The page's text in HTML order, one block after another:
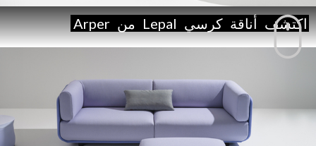
اكتشف أناقة كرسي Lepal من Arper